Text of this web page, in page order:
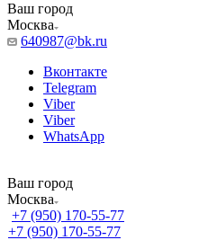
Ваш город
Москва
640987@bk.ru
Вконтакте
Telegram
Viber
Viber
WhatsApp
Ваш город
Москва
+7 (950) 170-55-77
+7 (950) 170-55-77